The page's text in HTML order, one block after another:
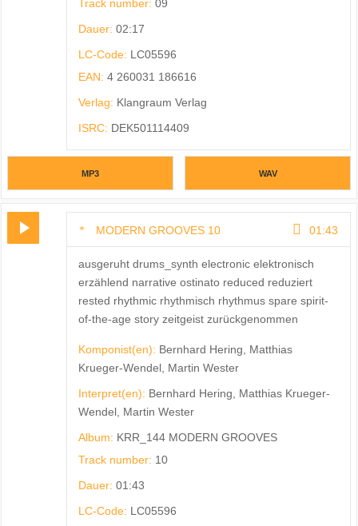
Track number: 09
Dauer: 02:17
LC-Code: LC05596
EAN: 4 260031 186616
Verlag: Klangraum Verlag
ISRC: DEK501114409
MP3 WAV
MODERN GROOVES 10 01:43
ausgeruht drums_synth electronic elektronisch
erzählend narrative ostinato reduced reduziert
rested rhythmic rhythmisch rhythmus spare spirit-
of-the-age story zeitgeist zurückgenommen
Komponist(en): Bernhard Hering, Matthias
Krueger-Wendel, Martin Wester
Interpret(en): Bernhard Hering, Matthias Krueger-
Wendel, Martin Wester
Album: KRR_144 MODERN GROOVES
Track number: 10
Dauer: 01:43
LC-Code: LC05596